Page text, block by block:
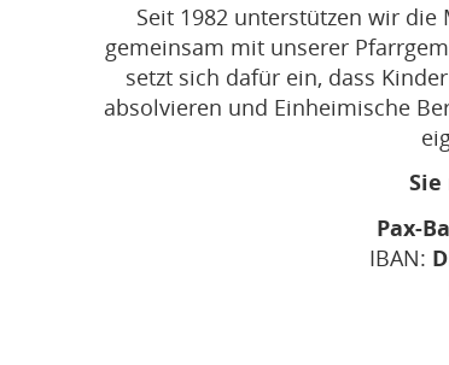
Seit 1982 unterstützen wir
gemeinsam mit unserer
setzt sich dafür ein, dass
absolvieren und Einheimische
Pax-
IBAN: